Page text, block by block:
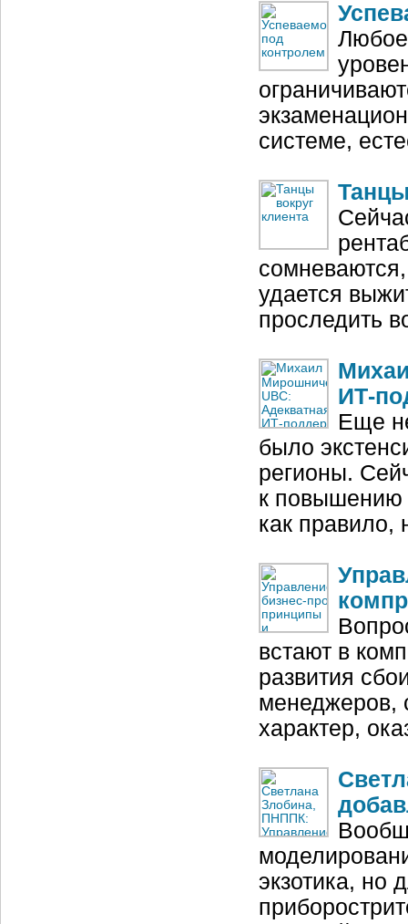
Любое
системе,
удается
проследить
Еще
было
регионы.
к повышению
как правило,
встают в
развития
менеджеров,
характер,
экзотика, но